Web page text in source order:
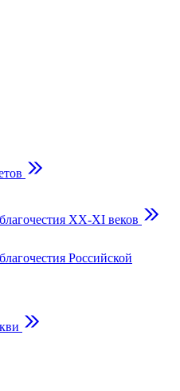
ХХ-XI веков
Российской